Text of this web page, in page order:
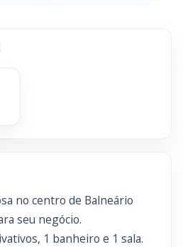
no centro de Balneário
seu negócio.
1 banheiro e 1 sala.